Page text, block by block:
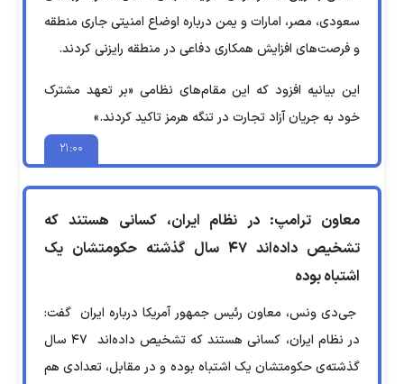
۲۱:۰۰
سعودی، مصر، امارات و یمن درباره اوضاع امنیتی جاری منطقه
و فرصت‌های افزایش همکاری دفاعی در منطقه رایزنی کردند.
این بیانیه افزود که این مقام‌های نظامی «بر تعهد مشترک
خود به جریان آزاد تجارت در تنگه هرمز تاکید کردند.»
معاون ترامپ: در نظام ایران، کسانی هستند که
تشخیص داده‌اند ۴۷ سال گذشته‌ حکومتشان یک
اشتباه بوده
جی‌دی ونس، معاون رئیس جمهور آمریکا درباره ایران گفت:
در نظام ایران، کسانی هستند که تشخیص داده‌اند ۴۷ سال
گذشته‌ی حکومتشان یک اشتباه بوده و در مقابل، تعدادی هم